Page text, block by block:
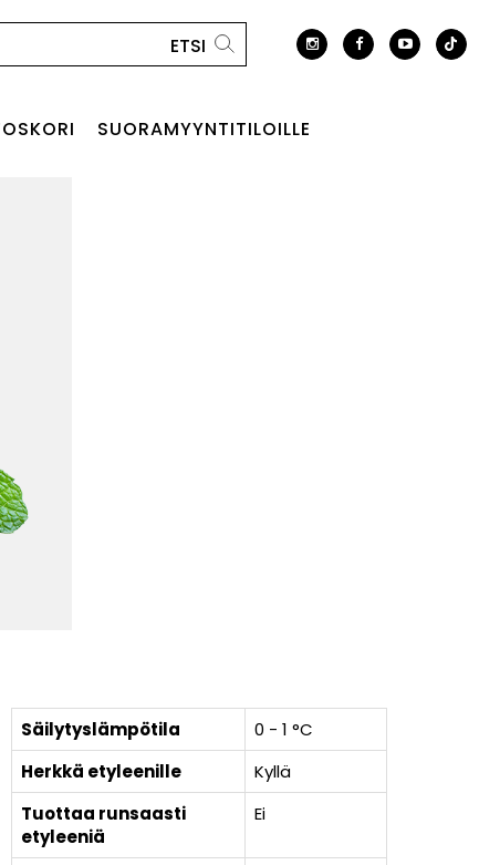
SUORAMYYNTITILOILLE
Säilytyslämpötila
0 - 1 °C
Herkkä etyleenille
Kyllä
Tuottaa runsaasti
etyleeniä
Ei